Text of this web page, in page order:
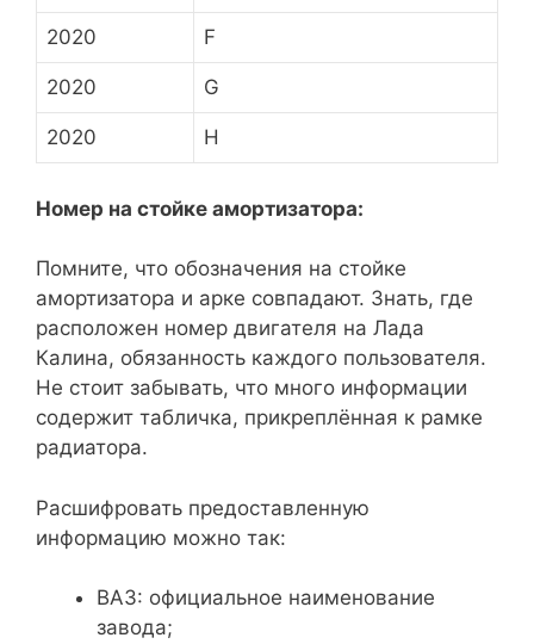
2020 F
2020 G
2020 H
Номер на стойке амортизатора:
Помните, что обозначения на стойке
амортизатора и арке совпадают. Знать, где
расположен номер двигателя на Лада
Калина, обязанность каждого пользователя.
Не стоит забывать, что много информации
содержит табличка, прикреплённая к рамке
радиатора.
Расшифровать предоставленную
информацию можно так:
ВАЗ: официальное наименование
завода;